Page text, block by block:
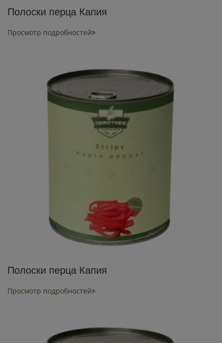
Полоски перца Капия
Просмотр подробностей
Полоски перца Капия
Просмотр подробностей